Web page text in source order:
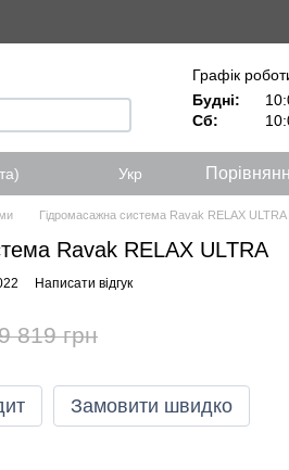
Графік
Будні:
Сб:
Укр
Гідромасажна система Ravak RELAX ULTRA
Ravak RELAX ULTRA
Написати відгук
819 грн
Замовити швидко